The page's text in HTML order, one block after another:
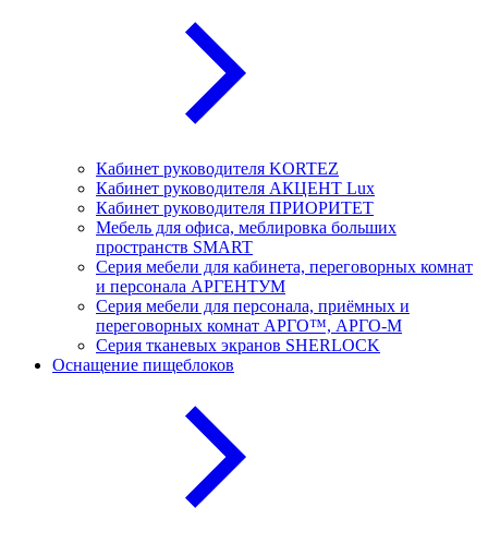
Кабинет руководителя KORTEZ
Кабинет руководителя АКЦЕНТ Lux
Кабинет руководителя ПРИОРИТЕТ
Мебель для офиса, меблировка больших
пространств SMART
Серия мебели для кабинета, переговорных комнат
и персонала АРГЕНТУМ
Серия мебели для персонала, приёмных и
переговорных комнат АРГО™, АРГО-М
Серия тканевых экранов SHERLOCK
Оснащение пищеблоков